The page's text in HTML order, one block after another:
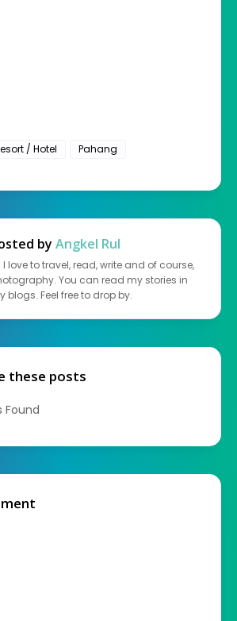
/ Hotel Pahang
by Angkel Rul
I love to travel, read, write and of course,
You can read my stories in
blogs. Feel free to drop by.
these posts
Found